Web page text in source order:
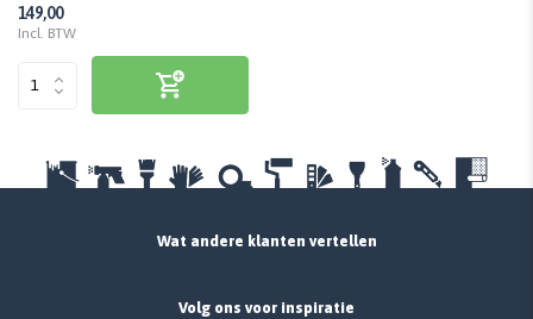
149,00
Incl. BTW
Wat andere klanten vertellen
Volg ons voor inspiratie